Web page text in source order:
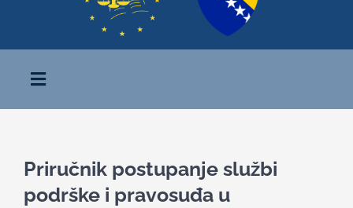
Toggle
Navigation
O nama
Priručnik postupanje službi
podrške i pravosuđa u